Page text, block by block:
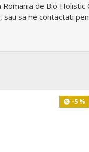
de Bio
sa ne contactati
-5 %